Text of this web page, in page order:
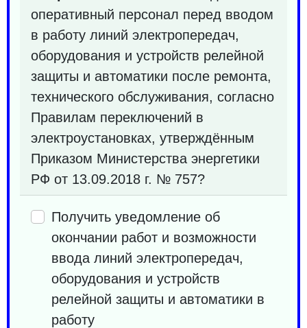
оперативный персонал перед вводом
в работу линий электропередач,
оборудования и устройств релейной
защиты и автоматики после ремонта,
технического обслуживания, согласно
Правилам переключений в
электроустановках, утверждённым
Приказом Министерства энергетики
РФ от 13.09.2018 г. № 757?
Получить уведомление об
окончании работ и возможности
ввода линий электропередач,
оборудования и устройств
релейной защиты и автоматики в
работу